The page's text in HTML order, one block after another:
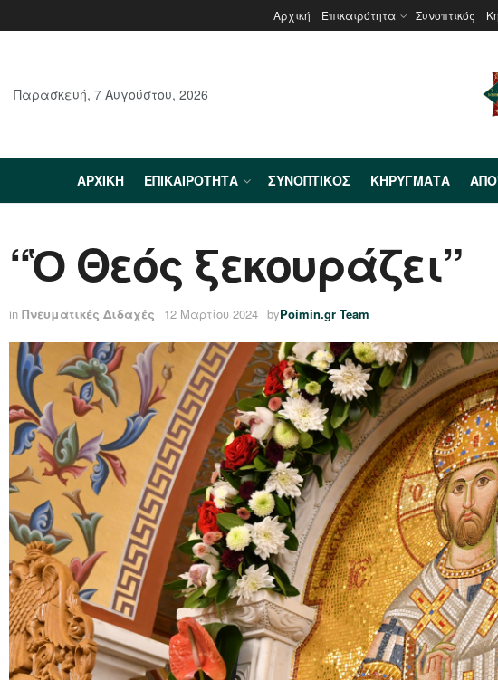
Αρχική Επικαιρότητα Συνοπτικός
Παρασκευή, 7 Αυγούστου, 2026
ΑΡΧΙΚΉ ΕΠΙΚΑΙΡΌΤΗΤΑ ΣΥΝΟΠΤΙΚΌΣ ΚΗΡΎΓΜΑΤΑ
“Ὁ Θεός ξεκουράζει”
in Πνευματικές Διδαχές 12 Μαρτίου 2024 byPoimin.gr Team